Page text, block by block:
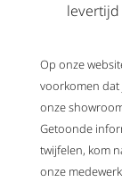
Op onze
voorkomen dat
onze
Getoonde
twijfelen, kom
onze